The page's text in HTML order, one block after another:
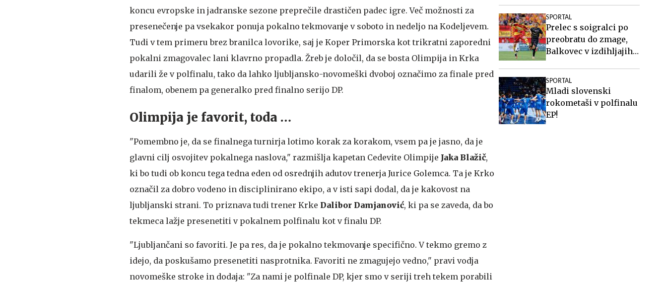
koncu evropske in jadranske sezone preprečile drastičen padec igre. Več možnosti za
presenečenje pa vsekakor ponuja pokalno tekmovanje v soboto in nedeljo na Kodeljevem.
Tudi v tem primeru brez branilca lovorike, saj je Koper Primorska kot trikratni zaporedni
pokalni zmagovalec lani klavrno propadla. Žreb je določil, da se bosta Olimpija in Krka
udarili že v polfinalu, tako da lahko ljubljansko-novomeški dvoboj označimo za finale pred
finalom, obenem pa generalko pred finalno serijo DP.
Olimpija je favorit, toda …
"Pomembno je, da se finalnega turnirja lotimo korak za korakom, vsem pa je jasno, da je
glavni cilj osvojitev pokalnega naslova," razmišlja kapetan Cedevite Olimpije Jaka Blažič,
ki bo tudi ob koncu tega tedna eden od osrednjih adutov trenerja Jurice Golemca. Ta je Krko
označil za dobro vodeno in disciplinirano ekipo, a v isti sapi dodal, da je kakovost na
ljubljanski strani. To priznava tudi trener Krke Dalibor Damjanović, ki pa se zaveda, da bo
tekmeca lažje presenetiti v pokalnem polfinalu kot v finalu DP.
"Ljubljančani so favoriti. Je pa res, da je pokalno tekmovanje specifično. V tekmo gremo z
idejo, da poskušamo presenetiti nasprotnika. Favoriti ne zmagujejo vedno," pravi vodja
novomeške stroke in dodaja: "Za nami je polfinale DP, kjer smo v seriji treh tekem porabili
SPORTAL
Prelec s soigralci po
preobratu do zmage,
Balkovec v izdihljajih
SPORTAL
Mladi slovenski
rokometaši v polfinalu
EP!